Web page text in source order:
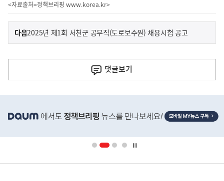
<자료출처=정책브리핑 www.korea.kr>
이
전
다
음
기
다음기
사
2025년 제1회 서천군 공무직(도로보수원) 채용시험 공고
댓글보기
단
영